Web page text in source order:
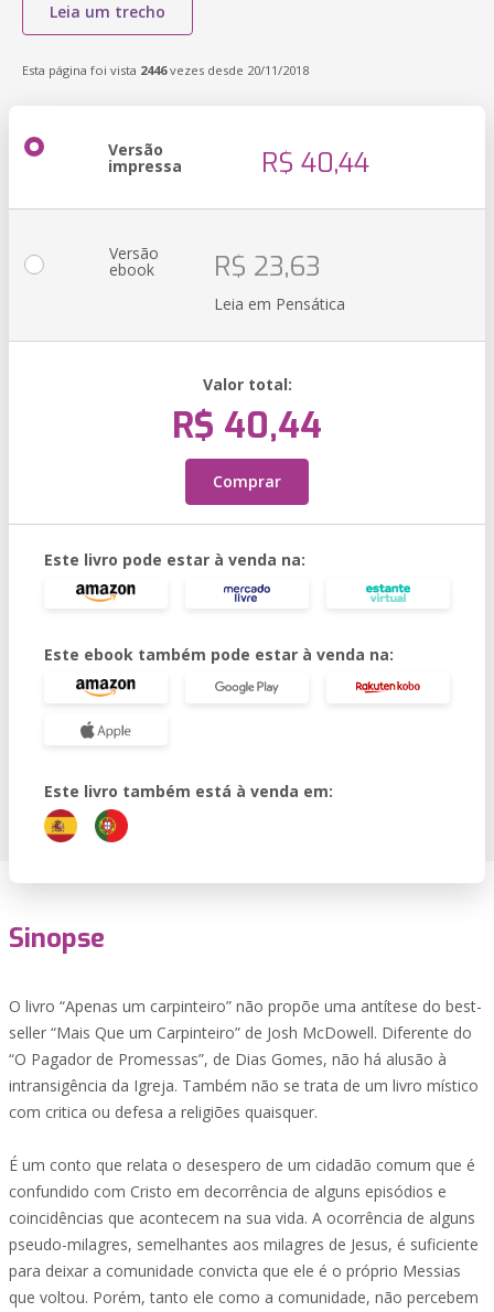
Leia um trecho
Esta página foi vista 2446vezes desde 20/11/2018
Versão
impressa R$ 40,44
Versão
ebook R$ 23,63
Leia em Pensática
Valor total:
R$ 40,44
Comprar
Este livro pode estar à venda na:
Este ebook também pode estar à venda na:
Este livro também está à venda em:
Sinopse
O livro “Apenas um carpinteiro” não propõe uma antítese do best-
seller “Mais Que um Carpinteiro” de Josh McDowell. Diferente do
“O Pagador de Promessas”, de Dias Gomes, não há alusão à
intransigência da Igreja. Também não se trata de um livro místico
com critica ou defesa a religiões quaisquer.
É um conto que relata o desespero de um cidadão comum que é
confundido com Cristo em decorrência de alguns episódios e
coincidências que acontecem na sua vida. A ocorrência de alguns
pseudo-milagres, semelhantes aos milagres de Jesus, é suficiente
para deixar a comunidade convicta que ele é o próprio Messias
que voltou. Porém, tanto ele como a comunidade, não percebem